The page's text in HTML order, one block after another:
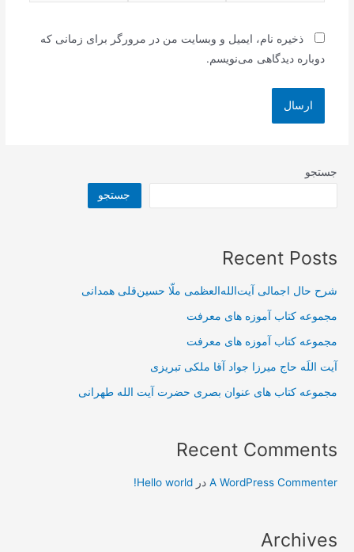
ذخیره نام، ایمیل و وبسایت من در مرورگر برای زمانی که
دوباره دیدگاهی می‌نویسم.
جستجو
جستجو
Recent Posts
شرح حال اجمالی آیت‌الله‌العظمی ملّا حسین‌قلی همدانی
مجموعه کتاب آموزه های معرفت
مجموعه کتاب آموزه های معرفت
آیت اللَه حاج میرزا جواد آقا ملکی تبریزی
مجموعه کتاب های عنوان بصری حضرت آیت الله طهرانی
Recent Comments
A WordPress Commenter درHello world!
Archives